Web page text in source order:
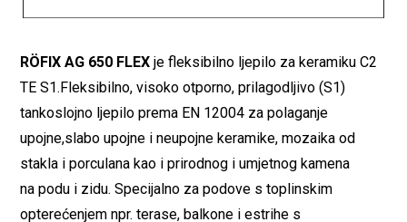
RÖFIX AG 650 FLEX je fleksibilno ljepilo za keramiku C2
TE S1.Fleksibilno, visoko otporno, prilagodljivo (S1)
tankoslojno ljepilo prema EN 12004 za polaganje
upojne,slabo upojne i neupojne keramike, mozaika od
stakla i porculana kao i prirodnog i umjetnog kamena
na podu i zidu. Specijalno za podove s toplinskim
opterećenjem npr. terase, balkone i estrihe s